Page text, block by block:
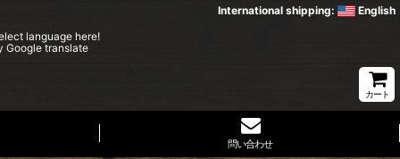
International shipping:
English
language here!
Google translate
カート
問い合わせ